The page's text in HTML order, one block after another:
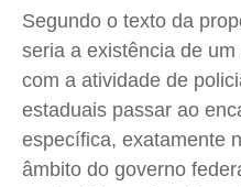
Anuncie
Termos de Uso
Anuncie
Termos de Uso
Anuncie
Termos de Uso
Anuncie
Termos de Uso
Segundo o texto da
seria a existência de
com a atividade de
estaduais passar ao
específica, exatamente
âmbito do governo